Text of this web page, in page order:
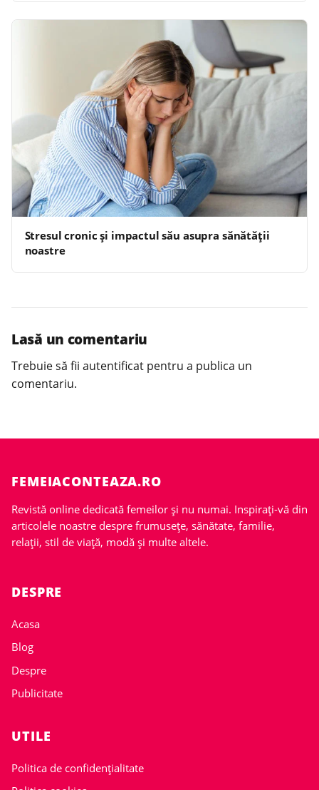
Stresul cronic și impactul său asupra sănătății
noastre
Lasă un comentariu
Trebuie să fii autentificat pentru a publica un
comentariu.
FEMEIACONTEAZA.RO
Revistă online dedicată femeilor și nu numai. Inspirați-vă din
articolele noastre despre frumusețe, sănătate, familie,
relații, stil de viață, modă și multe altele.
DESPRE
Acasa
Blog
Despre
Publicitate
UTILE
Politica de confidențialitate